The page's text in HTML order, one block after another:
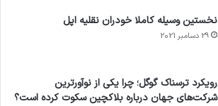
نخستین وسیله کاملا خودران نقلیه اپل
29 دسامبر 2021
رویکرد ترسناک گوگل؛ چرا یکی از نوآورترین
شرکت‌های جهان درباره بلاکچین سکوت کرده است؟